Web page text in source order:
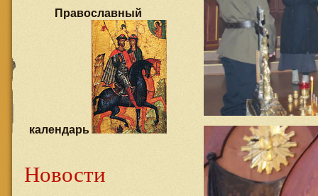
Православный
календарь
Новости